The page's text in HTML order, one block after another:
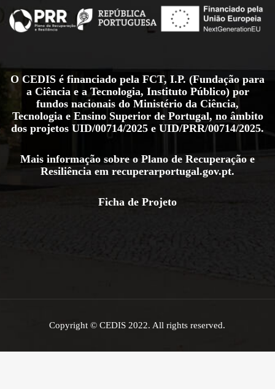
O CEDIS é financiado pela FCT, I.P. (Fundação para
a Ciência e a Tecnologia, Instituto Público) por
fundos nacionais do Ministério da Ciência,
Tecnologia e Ensino Superior de Portugal, no âmbito
dos projetos UID/00714/2025 e UID/PRR/00714/2025.
Mais informação sobre o Plano de Recuperação e
Resiliência em recuperarportugal.gov.pt.
Ficha de Projeto
Copyright © CEDIS 2022. All rights reserved.